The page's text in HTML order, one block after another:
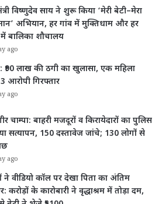
विष्णुदेव साय ने शुरू किया ‘मेरी बेटी–मेरा
अभियान, हर गांव में मुक्तिधाम और हर
बालिका शौचालय
ago
₹90 लाख की ठगी का खुलासा, एक महिला
आरोपी गिरफ्तार
ago
चाम्पा: बाहरी मजदूरों व किरायेदारों का पुलिस
सत्यापन, 150 दस्तावेज जांचे; 130 लोगों से
ago
ने वीडियो कॉल पर देखा पिता का अंतिम
करोड़ों के कारोबारी ने वृद्धाश्रम में तोड़ा दम,